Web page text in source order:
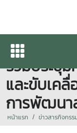
ผศ.ดร.ชุ
ร่วมประชุ
และขับเค
การพัฒนา
หน้าแรก ข่าวสารกิจกรร